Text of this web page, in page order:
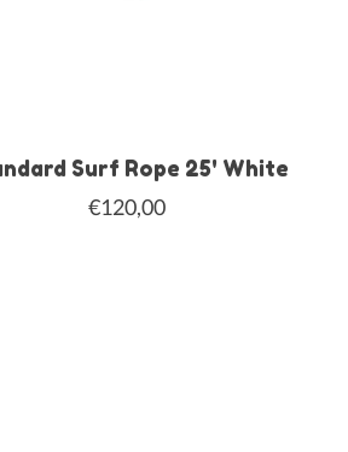
Surf Rope 25' White
€120,00